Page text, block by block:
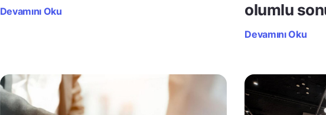
Devamını Oku
olumlu
Devamını Oku